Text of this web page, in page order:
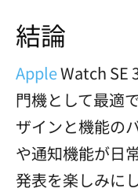
結論
AppleWatch SE
門機として最適
ザインと機能の
や通知機能が日
発表を楽しみに